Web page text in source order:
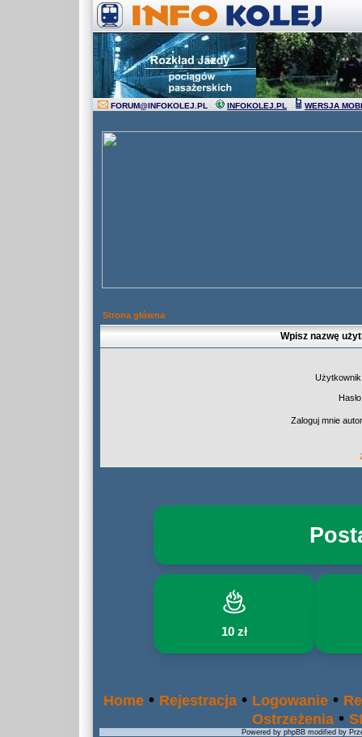
FORUM@INFOKOLEJ.PL INFOKOLEJ.PL WERSJA
Strona główna
Wpisz nazwę
Zaloguj mnie
10 zł
Home • Rejestracja • Logowanie •
Ostrzeżenia •
Powered by phpBB modified by